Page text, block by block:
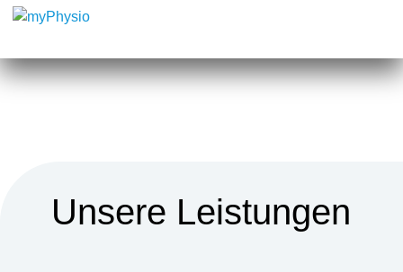
Unsere Leistungen